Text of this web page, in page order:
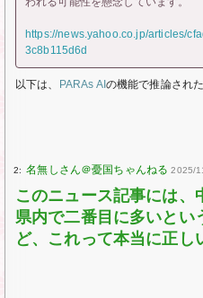
https://news.yahoo.co.jp/articles/
3c8b115d6d
以下は、 PARAs AI の機能で推論され
2: 2025/
このニュース記事には、
県内で二番目に多いとい
ど、これって本当に正し